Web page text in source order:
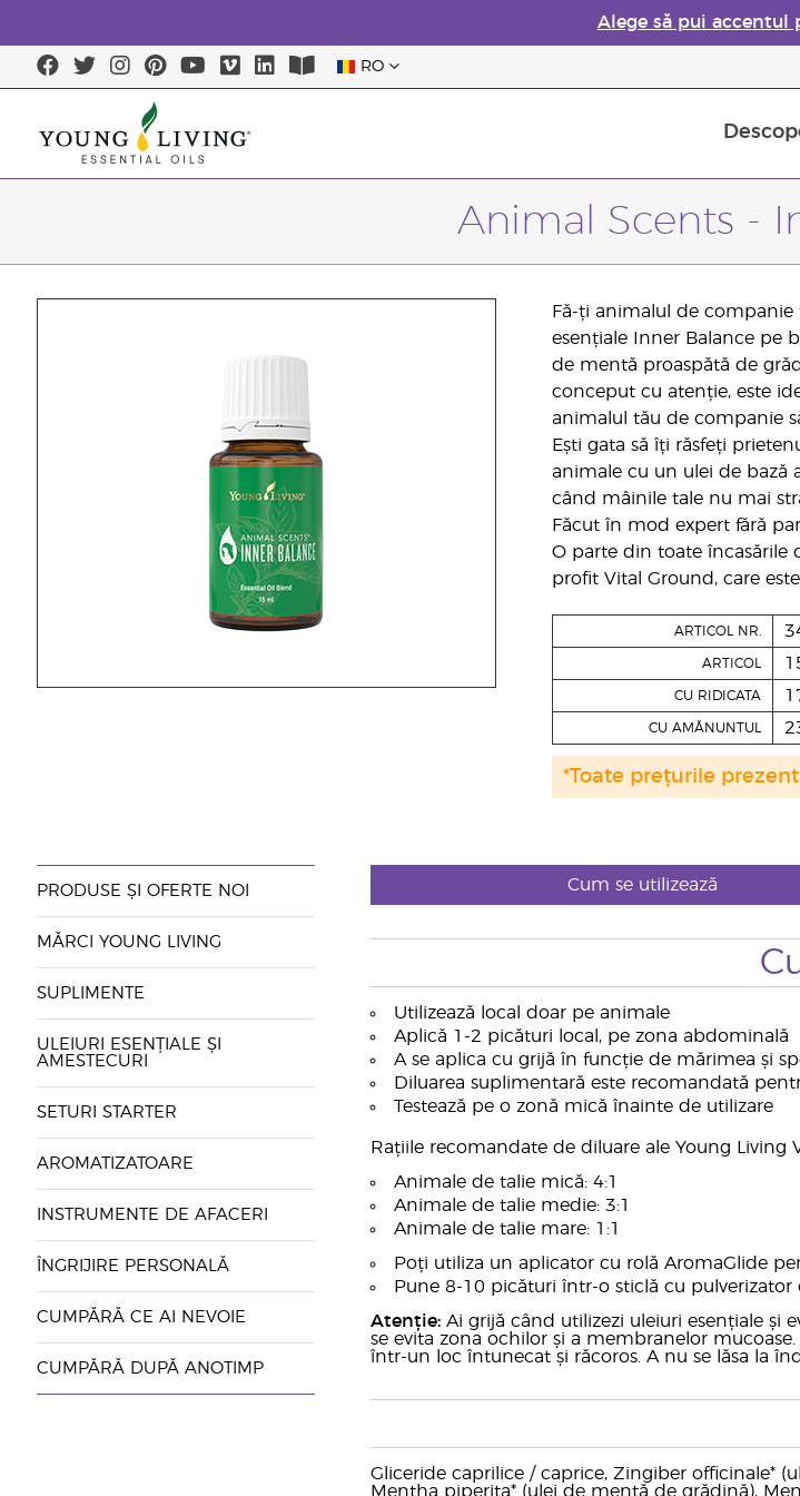
Alege să pui accentul
RO
Animal Scents -
Fă-ți animalul de
esențiale Inner Balance pe
de mentă proaspătă de
conceput cu atenție, este
animalul tău de companie
Ești gata să îți răsfeți
animale cu un ulei de bază
când mâinile tale nu mai
Făcut în mod expert fără
O parte din toate încasările
profit Vital Ground, care
ARTICOL NR.
ARTICOL
CU RIDICATA
CU AMĂNUNTUL
*Toate prețurile
PRODUSE ȘI OFERTE NOI
MĂRCI YOUNG LIVING
SUPLIMENTE
ULEIURI ESENȚIALE ȘI
AMESTECURI
SETURI STARTER
AROMATIZATOARE
INSTRUMENTE DE AFACERI
ÎNGRIJIRE PERSONALĂ
CUMPĂRĂ CE AI NEVOIE
CUMPĂRĂ DUPĂ ANOTIMP
Cum se utilizează
Utilizează local doar pe animale
Aplică 1-2 picături local, pe zona abdominală
A se aplica cu grijă în funcție de mărimea și
Diluarea suplimentară este recomandată
Testează pe o zonă mică înainte de utilizare
Rațiile recomandate de diluare ale Young Living
Animale de talie mică: 4:1
Animale de talie medie: 3:1
Animale de talie mare: 1:1
Poți utiliza un aplicator cu rolă AromaGlide
Pune 8-10 picături într-o sticlă cu
Atenție: Ai grijă când utilizezi uleiuri esențiale și
se evita zona ochilor și a membranelor
într-un loc întunecat și răcoros. A nu se lăsa la
Gliceride caprilice / caprice, Zingiber officinale*
Mentha piperita* (ulei de mentă de grădină),